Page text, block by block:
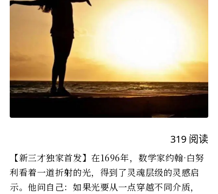
319 阅读
【新三才独家首发】在1696年，数学家约翰·白努
利看着一道折射的光，得到了灵魂层级的灵感启
示。他问自己：如果光要从一点穿越不同介质，